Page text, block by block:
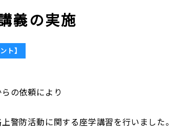
義の実施
ト】
の依頼により
警防活動に関する座学講習を行いました。